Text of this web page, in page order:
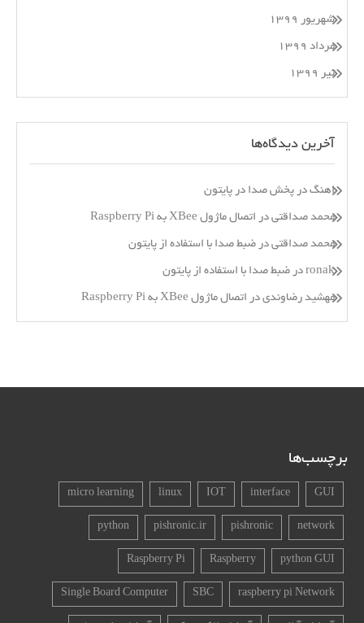
شهریور ۱۳۹۹
مرداد ۱۳۹۹
تیر ۱۳۹۹
آخرین دیدگاه‌ها
اهنگ در پخش صدا در پایتون
محمد صداقتی در اتصال ماژول XBee به Raspberry Pi
محمد صداقتی در ضبط صدا با استفاده از پایتون
ronak در ضبط صدا با استفاده از پایتون
مهشید رضاوندی در اتصال ماژول XBee به Raspberry Pi
برچسب‌ها
GUI
interface
IOT
linux
micro learning
network
pishronic
pishronic.ir
python
python GUI
Raspberry
Raspberry Pi
raspberry pi Network
SBC
Single Board Computer